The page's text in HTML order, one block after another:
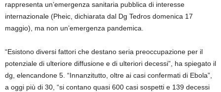
rappresenta un’emergenza sanitaria pubblica di interesse
internazionale (Pheic, dichiarata dal Dg Tedros domenica 17
maggio), ma non un’emergenza pandemica.
“Esistono diversi fattori che destano seria preoccupazione per il
potenziale di ulteriore diffusione e di ulteriori decessi”, ha spiegato il
dg, elencandone 5. “Innanzitutto, oltre ai casi confermati di Ebola”,
a oggi più di 30, “si contano quasi 600 casi sospetti e 139 decessi